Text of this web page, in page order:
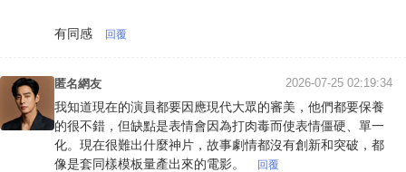
有同感 回覆
匿名網友 2026-07-25 02:19:34
我知道現在的演員都要因應現代大眾的審美，他們都要保養
的很不錯，但缺點是表情會因為打肉毒而使表情僵硬、單一
化。現在很難出什麼神片，故事劇情都沒有創新和突破，都
像是套同樣模板量產出來的電影。
回覆